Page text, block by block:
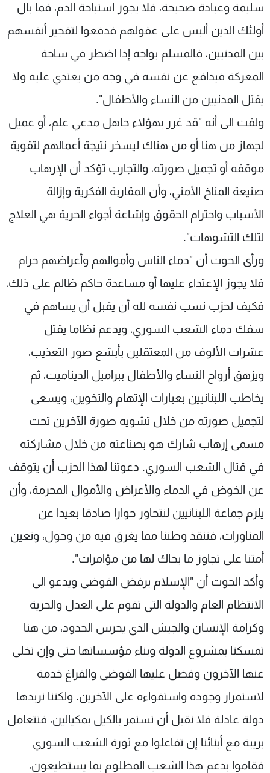
سليمة وعبادة صحيحة، فلا يجوز استباحة الدم، فما بال
أولئك الذين ألبس على عقولهم فدفعوا لتفجير أنفسهم
بين المدنيين، فالمسلم يواجه إذا اضطر في ساحة
المعركة فيدافع عن نفسه في وجه من يعتدي عليه ولا
يقتل المدنيين من النساء والأطفال".
ولفت الى أنه "قد غرر بهؤلاء جاهل مدعي علم، أو عميل
لجهاز من هنا أو من هناك ليسخر نتيجة أعمالهم لتقوية
موقفه أو تجميل صورته، والتجارب تؤكد أن الإرهاب
صنيعة المناخ الأمني، وأن المقاربة الفكرية وإزالة
الأسباب واحترام الحقوق وإشاعة أجواء الحرية هي العلاج
لتلك التشوهات".
ورأى الحوت أن "دماء الناس وأموالهم وأعراضهم حرام
فلا يجوز الإعتداء عليها أو مساعدة حاكم ظالم على ذلك،
فكيف لحزب نسب نفسه لله أن يقبل أن يساهم في
سفك دماء الشعب السوري، ويدعم نظاما يقتل
عشرات الألوف من المعتقلين بأبشع صور التعذيب،
ويزهق أرواح النساء والأطفال ببراميل الديناميت، ثم
يخاطب اللبنانيين بعبارات الإتهام والتخوين، ويسعى
لتجميل صورته من خلال تشويه صورة الآخرين تحت
مسمى إرهاب شارك هو بصناعته من خلال مشاركته
في قتال الشعب السوري. دعوتنا لهذا الحزب أن يتوقف
عن الخوض في الدماء والأعراض والأموال المحرمة، وأن
يلزم جماعة اللبنانيين لنتحاور حوارا صادقا بعيدا عن
المناورات، فننقذ وطننا مما يغرق فيه من وحول، ونعين
أمتنا على تجاوز ما يحاك لها من مؤامرات".
وأكد الحوت أن "الإسلام يرفض الفوضى ويدعو الى
الانتظام العام والدولة التي تقوم على العدل والحرية
وكرامة الإنسان والجيش الذي يحرس الحدود، من هنا
تمسكنا بمشروع الدولة وبناء مؤسساتها حتى وإن تخلى
عنها الآخرون وفضل عليها الفوضى والفراغ خدمة
لاستمرار وجوده واستقواءه على الآخرين. ولكننا نريدها
دولة عادلة فلا نقبل أن تستمر بالكيل بمكيالين، فتتعامل
بريبة مع أبنائنا إن تفاعلوا مع ثورة الشعب السوري
فقاموا بدعم هذا الشعب المظلوم بما يستطيعون،